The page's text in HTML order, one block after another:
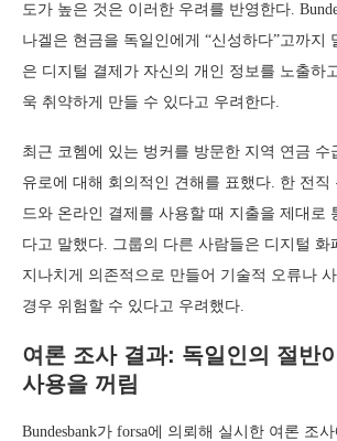
도가 높은 것은 이러한 우려를 반영한다.
나겔은 현금을 독일인에게 “신성하다”고까지
은 디지털 결제가 자신의 개인 정보를 노출하
욱 취약하게 만들 수 있다고 우려한다.
최근 코헴에 있는 벙커를 방문한 지역 연금 수
유로에 대해 회의적인 견해를 표했다. 한 전직
드와 온라인 결제를 사용할 때 지출을 제대로
다고 말했다. 그룹의 다른 사람들은 디지털 화
지나치게 의존적으로 만들어 기술적 오류나
경우 위험할 수 있다고 우려했다.
여론 조사 결과: 독일인의 절반
사용을 꺼림
Bundesbank가 forsa에 의뢰해 실시한 여론 조